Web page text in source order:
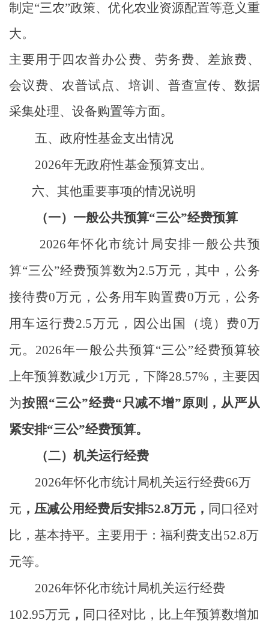
制定“三农”政策、优化农业资源配置等意义重
大。
主要用于四农普办公费、劳务费、差旅费、
会议费、农普试点、培训、普查宣传、数据
采集处理、设备购置等方面。
五、政府性基金支出情况
2026年无政府性基金预算支出。
六、其他重要事项的情况说明
（一）一般公共预算“三公”经费预算
2026年怀化市统计局安排一般公共预
算“三公”经费预算数为2.5万元，其中，公务
接待费0万元，公务用车购置费0万元，公务
用车运行费2.5万元，因公出国（境）费0万
元。 2026年一般公共预算“三公”经费预算较
上年预算数减少1万元，下降28.57% ，主要因
为按照“三公”经费“只减不增”原则，从严从
紧安排“三公”经费预算。
（二）机关运行经费
2026年怀化市统计局机关运行经费66万
元 ，压减公用经费后安排52.8万元， 同口径对
比，基本持平。主要用于：福利费支出52.8万
元等。
2026年怀化市统计局机关运行经费
102.95万元 ， 同口径对比，比上年预算数增加